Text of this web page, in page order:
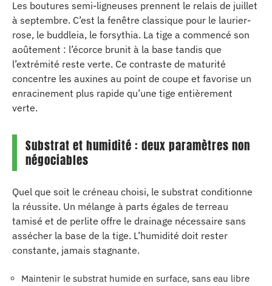
Les boutures semi-ligneuses prennent le relais de juillet
à septembre. C’est la fenêtre classique pour le laurier-
rose, le buddleia, le forsythia. La tige a commencé son
aoûtement : l’écorce brunit à la base tandis que
l’extrémité reste verte. Ce contraste de maturité
concentre les auxines au point de coupe et favorise un
enracinement plus rapide qu’une tige entièrement
verte.
Substrat et humidité : deux paramètres non
négociables
Quel que soit le créneau choisi, le substrat conditionne
la réussite. Un mélange à parts égales de terreau
tamisé et de perlite offre le drainage nécessaire sans
assécher la base de la tige. L’humidité doit rester
constante, jamais stagnante.
Maintenir le substrat humide en surface, sans eau libre